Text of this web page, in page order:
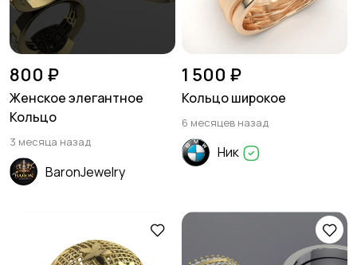
800 ₽
Женское элегантное
Кольцо
3 месяца назад
BaronJewelry
1 500 ₽
Кольцо широкое
6 месяцев назад
Ник